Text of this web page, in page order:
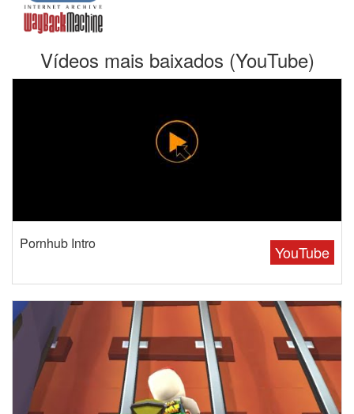
Vídeos mais baixados (YouTube)
YouTube
Pornhub Intro